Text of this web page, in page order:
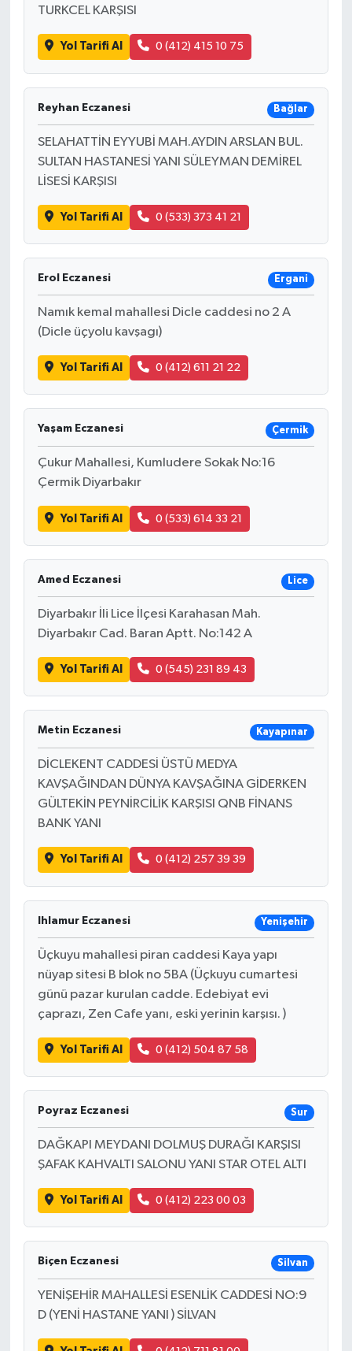
TURKCEL KARŞISI
Yol Tarifi Al 0 (412) 415 10 75
Reyhan Eczanesi Bağlar
SELAHATTİN EYYUBİ MAH.AYDIN ARSLAN BUL.
SULTAN HASTANESİ YANI SÜLEYMAN DEMİREL
LİSESİ KARŞISI
Yol Tarifi Al 0 (533) 373 41 21
Erol Eczanesi Ergani
Namık kemal mahallesi Dicle caddesi no 2 A
(Dicle üçyolu kavşagı)
Yol Tarifi Al 0 (412) 611 21 22
Yaşam Eczanesi Çermik
Çukur Mahallesi, Kumludere Sokak No:16
Çermik Diyarbakır
Yol Tarifi Al 0 (533) 614 33 21
Amed Eczanesi Lice
Diyarbakır İli Lice İlçesi Karahasan Mah.
Diyarbakır Cad. Baran Aptt. No:142 A
Yol Tarifi Al 0 (545) 231 89 43
Metin Eczanesi Kayapınar
DİCLEKENT CADDESİ ÜSTÜ MEDYA
KAVŞAĞINDAN DÜNYA KAVŞAĞINA GİDERKEN
GÜLTEKİN PEYNİRCİLİK KARŞISI QNB FİNANS
BANK YANI
Yol Tarifi Al 0 (412) 257 39 39
Ihlamur Eczanesi Yenişehir
Üçkuyu mahallesi piran caddesi Kaya yapı
nüyap sitesi B blok no 5BA (Üçkuyu cumartesi
günü pazar kurulan cadde. Edebiyat evi
çaprazı, Zen Cafe yanı, eski yerinin karşısı. )
Yol Tarifi Al 0 (412) 504 87 58
Poyraz Eczanesi Sur
DAĞKAPI MEYDANI DOLMUŞ DURAĞI KARŞISI
ŞAFAK KAHVALTI SALONU YANI STAR OTEL ALTI
Yol Tarifi Al 0 (412) 223 00 03
Biçen Eczanesi Silvan
YENİŞEHİR MAHALLESİ ESENLİK CADDESİ NO:9
D (YENİ HASTANE YANI ) SİLVAN